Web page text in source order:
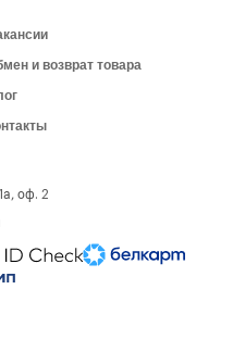
и возврат товара
оф. 2